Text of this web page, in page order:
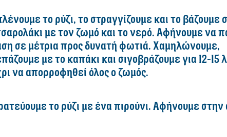
το ρύζι, το στραγγίζουμε και το βάζουμε
με τον ζωμό και το νερό. Αφήνουμε να
σε μέτρια προς δυνατή φωτιά. Χαμηλώνουμε,
με το καπάκι και σιγοβράζουμε για 12-15
να απορροφηθεί όλος ο ζωμός.
το ρύζι με ένα πιρούνι. Αφήνουμε στην